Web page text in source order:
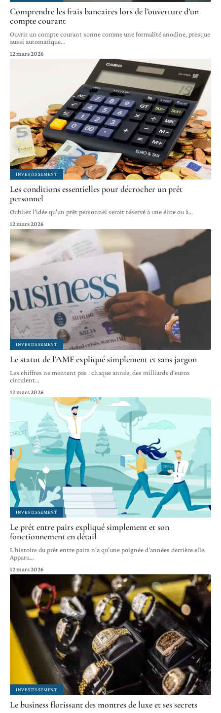
Comprendre les frais bancaires lors de l’ouverture d’un
compte courant
Ouvrir un compte courant sonne comme une formalité anodine, presque
aussi automatique…
12 mars 2026
INVESTISSEMENT
Les conditions essentielles pour décrocher un prêt
personnel
Oubliez l'idée qu'un prêt personnel serait réservé à une élite ou à…
12 mars 2026
INVESTISSEMENT
Le statut de l’AMF expliqué simplement et sans jargon
Les chiffres ne mentent pas : chaque année, des milliards d'euros
circulent…
12 mars 2026
INVESTISSEMENT
Le prêt entre pairs expliqué simplement et son
fonctionnement en détail
L'histoire du prêt entre pairs n'a qu'une poignée d'années derrière elle.
Apparu…
12 mars 2026
INVESTISSEMENT
Le business florissant des montres de luxe et ses secrets